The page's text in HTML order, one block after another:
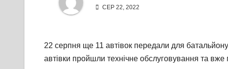
СЕР 22, 2022
22 серпня ще 11 автівок передали для
автівки пройшли технічне обслуговування та